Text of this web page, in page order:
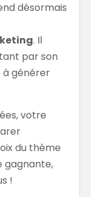
désormais
. Il
par son
générer
votre
du thème
gagnante,
!